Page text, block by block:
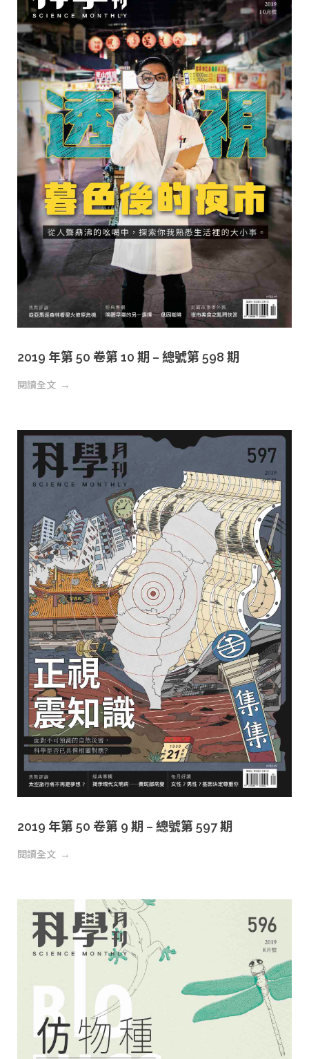
2019 年第 50 卷第 10 期 – 總號第 598 期
閱讀全文
2019 年第 50 卷第 9 期 – 總號第 597 期
閱讀全文